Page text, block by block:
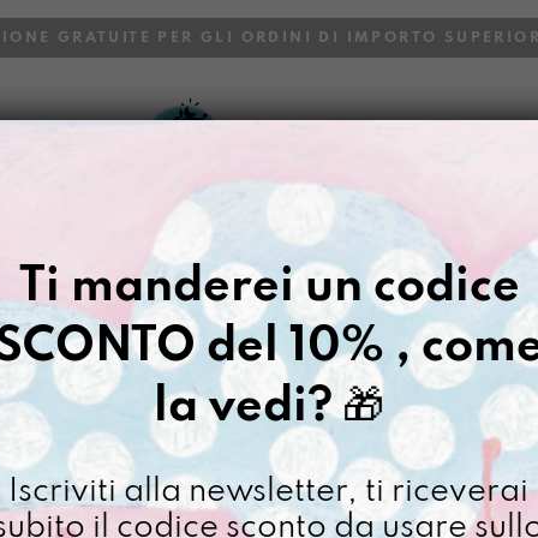
GRATUITE PER GLI ORDINI DI IMPORTO
Gazpacho >
MANICONA
€95,00
[ Borse Borsa a
Uno
Ti manderei un codice
del 10% ,
la vedi?🎁
Iscriviti alla newsletter, ti riceverai
il codice sconto da usare